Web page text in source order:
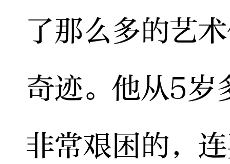
了那么多的艺
奇迹。他从5岁
非常艰困的，